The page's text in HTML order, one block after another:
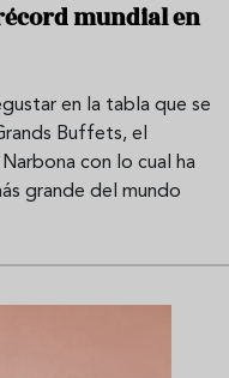
mundial en
en la tabla que se
Buffets, el
con lo cual ha
grande del mundo